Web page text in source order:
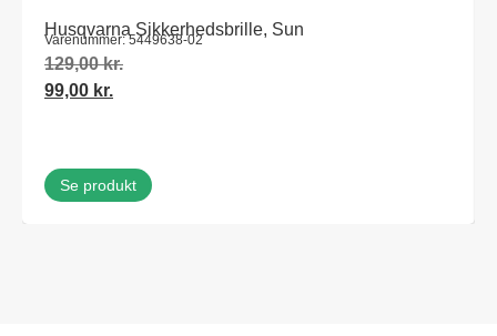
Husqvarna Sikkerhedsbrille, Sun
Varenummer: 5449638-02
129,00kr.
99,00 kr.
Se produkt